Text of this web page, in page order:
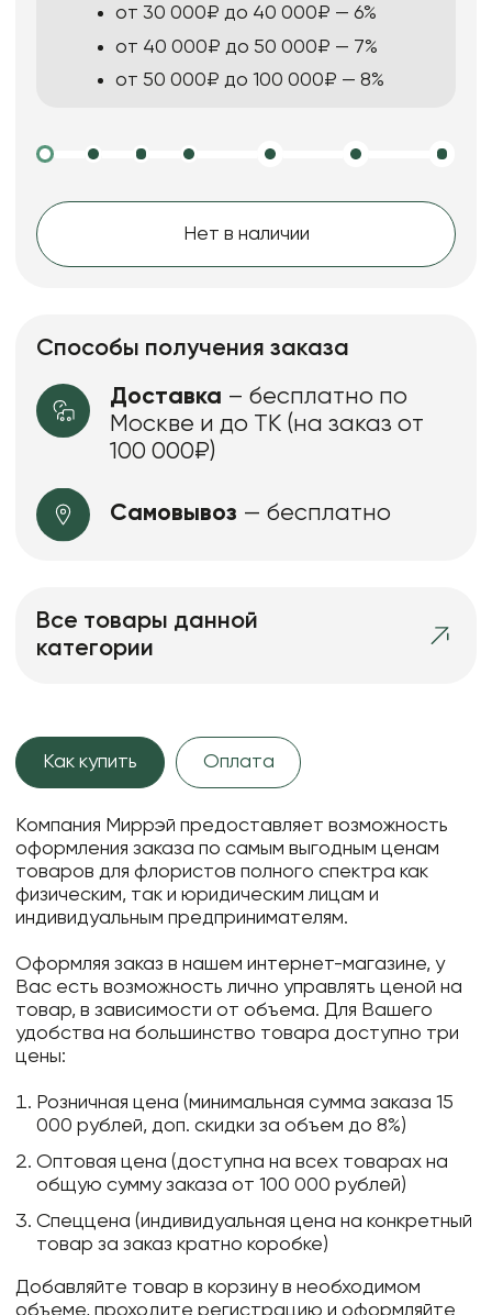
от 30 000₽ до 40 000₽ — 6%
от 40 000₽ до 50 000₽ — 7%
от 50 000₽ до 100 000₽ — 8%
Нет в наличии
Способы получения заказа
Доставка – бесплатно по
Москве и до ТК (на заказ от
100 000₽)
Самовывоз — бесплатно
Все товары данной
категории
Как купить Оплата
Компания Миррэй предоставляет возможность
оформления заказа по самым выгодным ценам
товаров для флористов полного спектра как
физическим, так и юридическим лицам и
индивидуальным предпринимателям.
Оформляя заказ в нашем интернет-магазине, у
Вас есть возможность лично управлять ценой на
товар, в зависимости от объема. Для Вашего
удобства на большинство товара доступно три
цены:
Розничная цена (минимальная сумма заказа 15
000 рублей, доп. скидки за объем до 8%)
Оптовая цена (доступна на всех товарах на
общую сумму заказа от 100 000 рублей)
Спеццена (индивидуальная цена на конкретный
товар за заказ кратно коробке)
Добавляйте товар в корзину в необходимом
объеме, проходите регистрацию и оформляйте